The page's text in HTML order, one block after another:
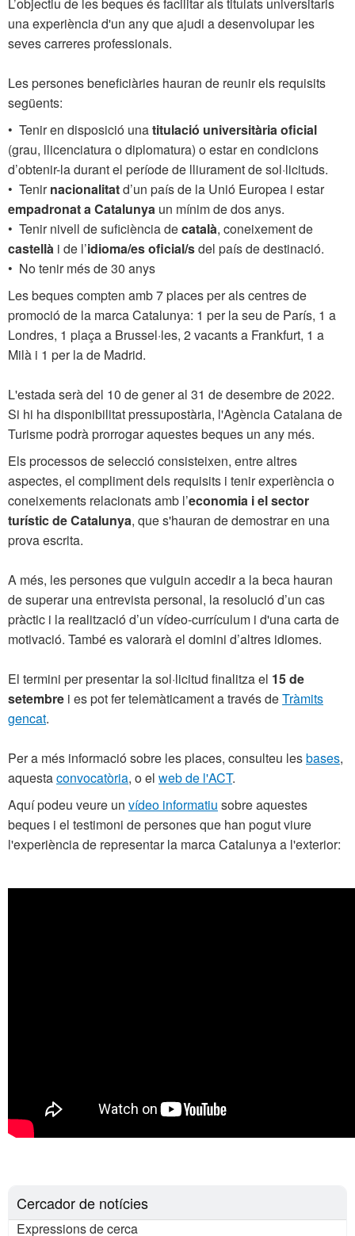
una experiència d'un any que ajudi a desenvolupar les
seves carreres professionals.
Les persones beneficiàries hauran de reunir els requisits
següents:
• Tenir en disposició unatitulació universitària oficial
(grau, llicenciatura o diplomatura) o estar en condicions
d’obtenir-la durant el període de lliurament de sol·licituds.
• Tenirnacionalitatd’un país de la Unió Europea i estar
empadronat a Catalunya un mínim de dos anys.
• Tenir nivell de suficiència decatalà, coneixement de
castellà i de l’idioma/es oficial/sdel país de destinació.
• No tenir més de 30 anys
Les beques compten amb 7 places per als centres de
promoció de la marca Catalunya: 1 per la seu de París, 1 a
Londres, 1 plaça a Brussel·les, 2 vacants a Frankfurt, 1 a
Milà i 1 per la de Madrid.
L'estada serà del 10 de gener al 31 de desembre de 2022.
Si hi ha disponibilitat pressupostària, l'Agència Catalana de
Turisme podrà prorrogar aquestes beques un any més.
Els processos de selecció consisteixen, entre altres
aspectes, el compliment dels requisits i tenir experiència o
coneixements relacionats amb l’economia i el sector
turístic de Catalunya, que s'hauran de demostrar en una
prova escrita.
A més, les persones que vulguin accedir a la beca hauran
de superar una entrevista personal, la resolució d’un cas
pràctic i la realització d’un vídeo-currículum i d'una carta de
motivació. També es valorarà el domini d’altres idiomes.
El termini per presentar la sol·licitud finalitza el 15 de
setembre i es pot fer telemàticament a través deTràmits
gencat.
Per a més informació sobre les places, consulteu lesbases,
aquestaconvocatòria, o el web de l'ACT.
Aquí podeu veure un vídeo informatiu sobre aquestes
beques i el testimoni de persones que han pogut viure
l'experiència de representar la marca Catalunya a l'exterior:
Cercador de notícies
Expressions de cerca